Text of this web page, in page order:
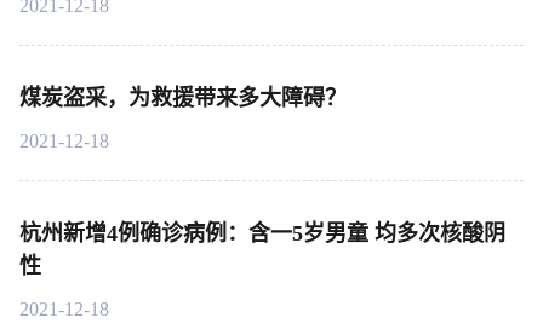
2021-12-18
煤炭盗采，为救援带来多大障碍？
2021-12-18
杭州新增4例确诊病例：含一5岁男童 均多次核酸阴
性
2021-12-18